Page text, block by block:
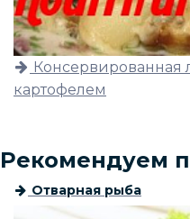
Консервированная
картофелем
Рекомендуем
Отварная рыба